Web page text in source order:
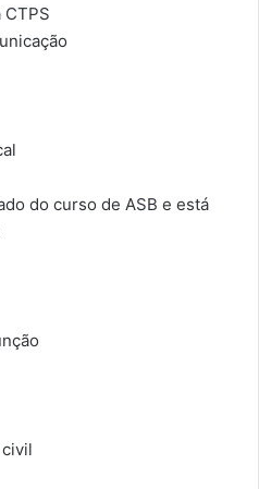
do curso de ASB e está